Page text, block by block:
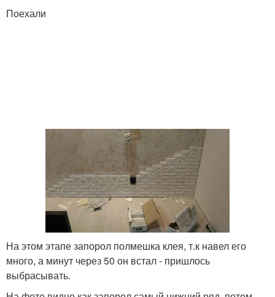
Поехали
На этом этапе запорол полмешка клея, т.к навел его
много, а минут через 50 он встал - пришлось
выбрасывать.